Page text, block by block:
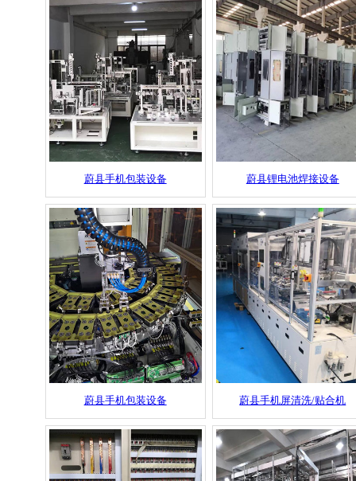
蔚县手机包装设备 蔚县锂电池焊接设备
蔚县手机包装设备 蔚县手机屏清洗/贴合机